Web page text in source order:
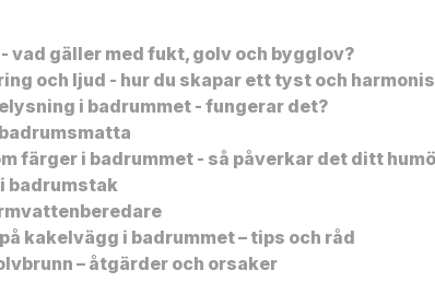
vad gäller med fukt, golv och bygglov?
och ljud - hur du skapar ett tyst och
i badrummet - fungerar det?
färger i badrummet - så påverkar det ditt
badrumstak
kakelvägg i badrummet – tips och råd
– åtgärder och orsaker